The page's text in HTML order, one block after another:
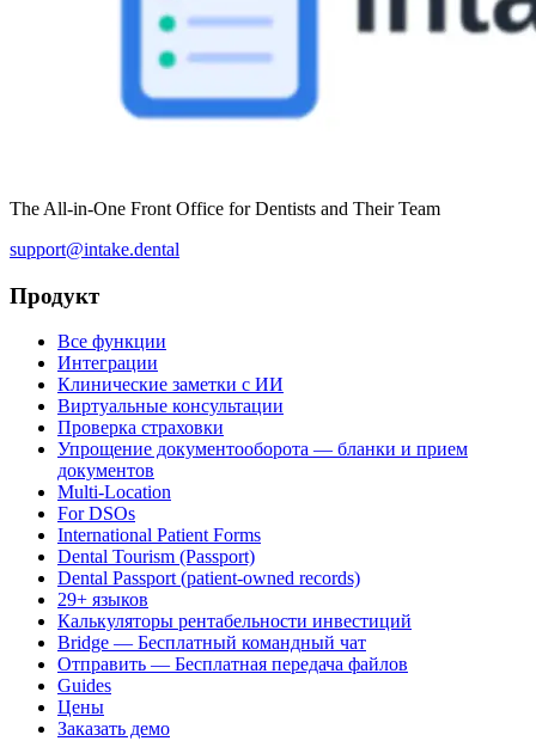
The All-in-One Front Office for Dentists and Their Team
support@intake.dental
Продукт
Все функции
Интеграции
Клинические заметки с ИИ
Виртуальные консультации
Проверка страховки
Упрощение документооборота — бланки и прием
документов
Multi-Location
For DSOs
International Patient Forms
Dental Tourism (Passport)
Dental Passport (patient-owned records)
29+ языков
Калькуляторы рентабельности инвестиций
Bridge — Бесплатный командный чат
Отправить — Бесплатная передача файлов
Guides
Цены
Заказать демо